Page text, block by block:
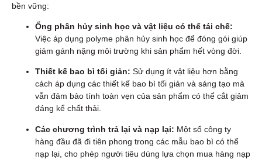
bền vững:
Ống phân hủy sinh học và vật liệu có thể tái chế:
Việc áp dụng polyme phân hủy sinh học để đóng gói giúp
giảm gánh nặng môi trường khi sản phẩm hết vòng đời.
Thiết kế bao bì tối giản: Sử dụng ít vật liệu hơn bằng
cách áp dụng các thiết kế bao bì tối giản và sáng tạo mà
vẫn đảm bảo tính toàn vẹn của sản phẩm có thể cắt giảm
đáng kể chất thải.
Các chương trình trả lại và nạp lại: Một số công ty
hàng đầu đã đi tiên phong trong các mẫu bao bì có thể
nạp lại, cho phép người tiêu dùng lựa chọn mua hàng nạp